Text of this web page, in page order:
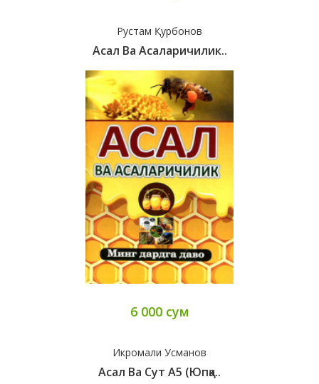
Рустам Қурбонов
Асал Ва Асаларичилик..
6 000 сум
Икромали Усманов
Асал Ва Сут А5 (юпқа..